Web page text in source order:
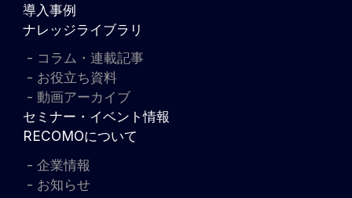
導入事例
ナレッジライブラリ
コラム・連載記事
お役立ち資料
動画アーカイブ
セミナー・イベント情報
RECOMOについて
企業情報
お知らせ